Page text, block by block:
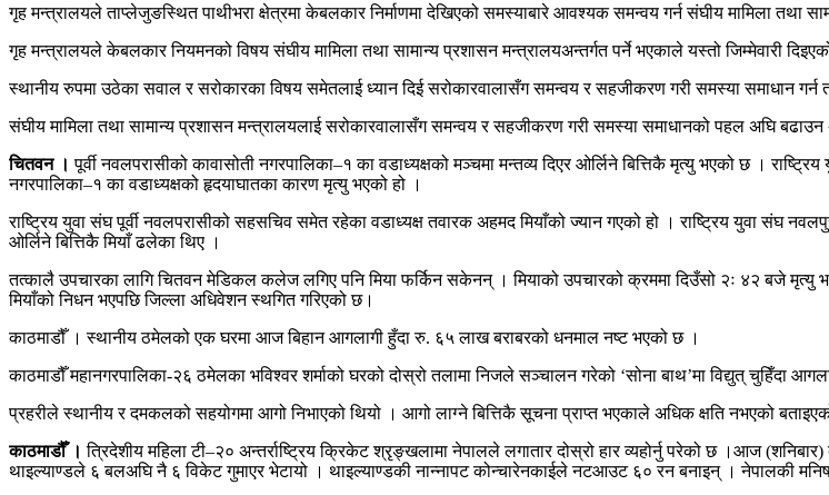
गृह मन्त्रालयले ताप्लेजुङस्थित पाथीभरा क्षेत्रमा केबलकार निर्माणमा देखिएको समस्याबारे आवश्यक समन्वय गर्न संघीय मामिला तथा
गृह मन्त्रालयले केबलकार नियमनको विषय संघीय मामिला तथा सामान्य प्रशासन मन्त्रालयअन्तर्गत पर्ने भएकाले यस्तो जिम्मेवारी
स्थानीय रुपमा उठेका सवाल र सरोकारका विषय समेतलाई ध्यान दिई सरोकारवालासँग समन्वय र सहजीकरण गरी समस्या समाधान
संघीय मामिला तथा सामान्य प्रशासन मन्त्रालयलाई सरोकारवालासँग समन्वय र सहजीकरण गरी समस्या समाधानको पहल अघि बढाउन
चितवन । पूर्वी नवलपरासीको कावासोती नगरपालिका–१ का वडाध्यक्षको मञ्चमा मन्तव्य दिएर ओर्लिने बित्तिकै मृत्यु भएको छ ।
नगरपालिका–१ का वडाध्यक्षको हृदयाघातका कारण मृत्यु भएको हो ।
राष्ट्रिय युवा संघ पूर्वी नवलपरासीको सहसचिव समेत रहेका वडाध्यक्ष तवारक अहमद मियाँको ज्यान गएको हो । राष्ट्रिय युवा संघ
ओर्लिने बित्तिकै मियाँ ढलेका थिए ।
तत्कालै उपचारका लागि चितवन मेडिकल कलेज लगिए पनि मिया फर्किन सकेनन् । मियाको उपचारको क्रममा दिउँसो २ः ४२ बजे
मियाँको निधन भएपछि जिल्ला अधिवेशन स्थगित गरिएको छ।
काठमाडौँ । स्थानीय ठमेलको एक घरमा आज बिहान आगलागी हुँदा रु. ६५ लाख बराबरको धनमाल नष्ट भएको छ ।
काठमाडौँ महानगरपालिका-२६ ठमेलका भविश्वर शर्माको घरको दोस्रो तलामा निजले सञ्चालन गरेको ‘सोना बाथ’मा विद्युत् चुहिँदा
प्रहरीले स्थानीय र दमकलको सहयोगमा आगो निभाएको थियो । आगो लाग्ने बित्तिकै सूचना प्राप्त भएकाले अधिक क्षति नभएको
काठमाडौँ ।त्रिदेशीय महिला टी–२० अन्तर्राष्ट्रिय क्रिकेट श्रृङ्खलामा नेपालले लगातार दोस्रो हार व्यहोर्नु परेको छ ।आज
थाइल्याण्डले ६ बलअघि नै ६ विकेट गुमाएर भेटायो । थाइल्याण्डकी नान्नापट कोन्चारेनकाईले नटआउट ६० रन बनाइन् । नेपालकी